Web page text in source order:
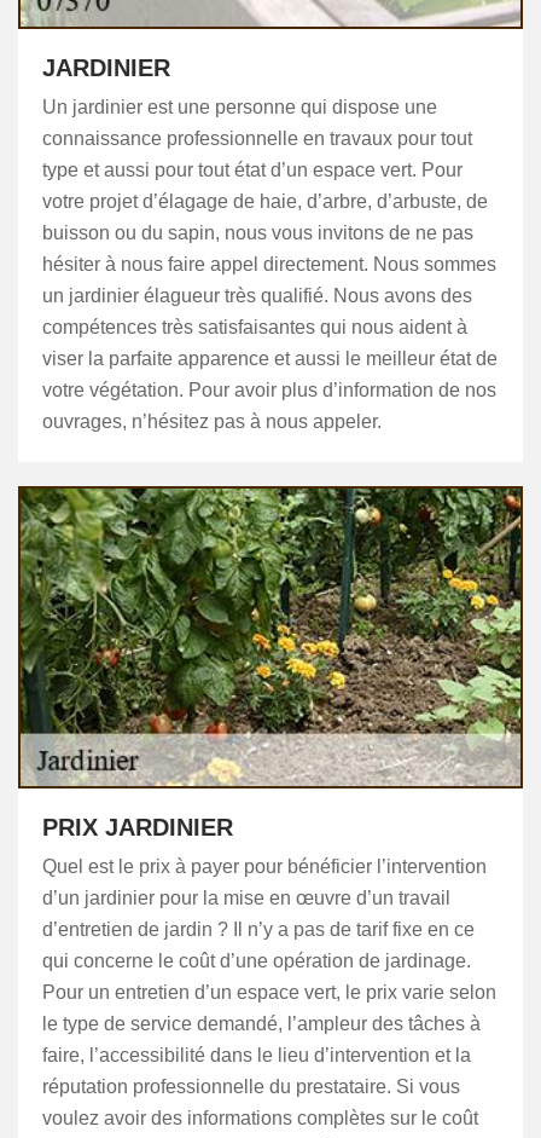
JARDINIER
Un jardinier est une personne qui dispose une
connaissance professionnelle en travaux pour tout
type et aussi pour tout état d’un espace vert. Pour
votre projet d’élagage de haie, d’arbre, d’arbuste, de
buisson ou du sapin, nous vous invitons de ne pas
hésiter à nous faire appel directement. Nous sommes
un jardinier élagueur très qualifié. Nous avons des
compétences très satisfaisantes qui nous aident à
viser la parfaite apparence et aussi le meilleur état de
votre végétation. Pour avoir plus d’information de nos
ouvrages, n’hésitez pas à nous appeler.
PRIX JARDINIER
Quel est le prix à payer pour bénéficier l’intervention
d’un jardinier pour la mise en œuvre d’un travail
d’entretien de jardin ? Il n’y a pas de tarif fixe en ce
qui concerne le coût d’une opération de jardinage.
Pour un entretien d’un espace vert, le prix varie selon
le type de service demandé, l’ampleur des tâches à
faire, l’accessibilité dans le lieu d’intervention et la
réputation professionnelle du prestataire. Si vous
voulez avoir des informations complètes sur le coût